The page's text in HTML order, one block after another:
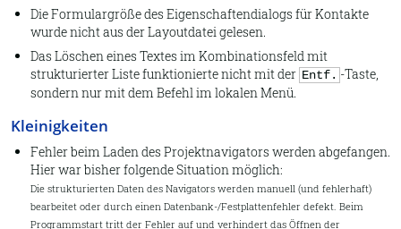
Die Formulargröße des Eigenschaftendialogs für Kontakte
wurde nicht aus der Layoutdatei gelesen.
Das Löschen eines Textes im Kombinationsfeld mit
strukturierter Liste funktionierte nicht mit der Entf. -Taste,
sondern nur mit dem Befehl im lokalen Menü.
Kleinigkeiten
Fehler beim Laden des Projektnavigators werden abgefangen.
Hier war bisher folgende Situation möglich:
Die strukturierten Daten des Navigators werden manuell (und fehlerhaft)
bearbeitet oder durch einen Datenbank-/Festplattenfehler defekt. Beim
Programmstart tritt der Fehler auf und verhindert das Öffnen der